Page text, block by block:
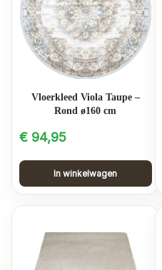
Vloerkleed Viola Taupe –
Rond ø160 cm
€ 94,95
In winkelwagen